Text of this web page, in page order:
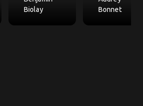
Biolay
Bonnet